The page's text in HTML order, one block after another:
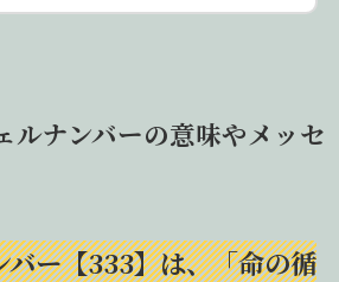
ルナンバーの意味やメッセ
バー【333】は、「命の循